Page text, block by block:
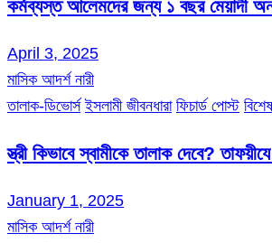
কর্মব্যস্ত আলেমদের জন্য ১ বছর মেয়াদী
April 3, 2025
মাসিক আদর্শ নারী
তালাক-ডিভোর্স ইসলামী জীবনধারা ফিচার্ড পোস্ট
স্ত্রী কিভাবে স্বামীকে তালাক দেবে?
January 1, 2025
মাসিক আদর্শ নারী